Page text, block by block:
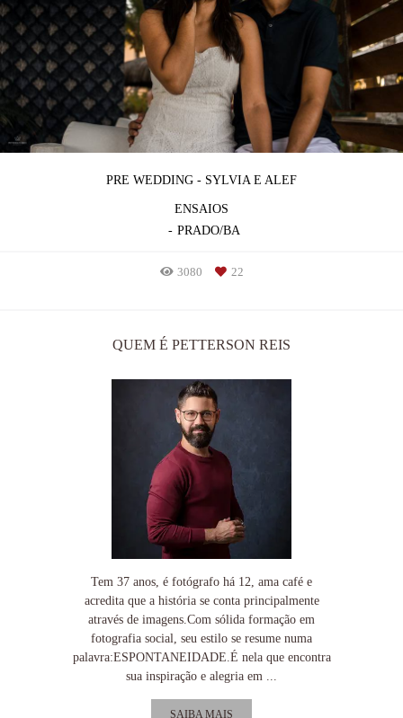
PRE WEDDING - SYLVIA E ALEF
ENSAIOS
PRADO/BA
3080 22
QUEM É PETTERSON REIS
Tem 37 anos, é fotógrafo há 12, ama café e
acredita que a história se conta principalmente
através de imagens.Com sólida formação em
fotografia social, seu estilo se resume numa
palavra:ESPONTANEIDADE.É nela que encontra
sua inspiração e alegria em ...
SAIBA MAIS